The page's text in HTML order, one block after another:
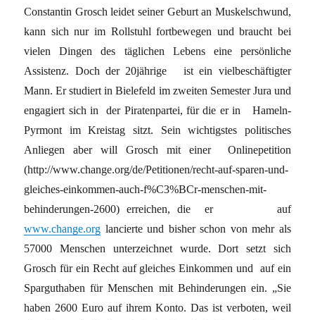
Constantin Grosch leidet seiner Geburt an Muskelschwund,
kann sich nur im Rollstuhl fortbewegen und braucht bei
vielen Dingen des täglichen Lebens eine persönliche
Assistenz. Doch der 20jährige ist ein vielbeschäftigter
Mann. Er studiert in Bielefeld im zweiten Semester Jura und
engagiert sich in der Piratenpartei, für die er in Hameln-
Pyrmont im Kreistag sitzt. Sein wichtigstes politisches
Anliegen aber will Grosch mit einer Onlinepetition
(http://www.change.org/de/Petitionen/recht-auf-sparen-und-
gleiches-einkommen-auch-f%C3%BCr-menschen-mit-
behinderungen-2600) erreichen, die er auf
www.change.org lancierte und bisher schon von mehr als
57000 Menschen unterzeichnet wurde. Dort setzt sich
Grosch für ein Recht auf gleiches Einkommen und auf ein
Sparguthaben für Menschen mit Behinderungen ein. „Sie
haben 2600 Euro auf ihrem Konto. Das ist verboten, weil